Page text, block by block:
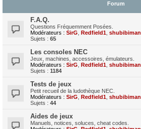
Forum
F.A.Q.
Questions Fréquemment Posées.
Modérateurs : SirG Redfield1 shubibiman
Sujets : 65
Les consoles NEC
Jeux, machines, accessoires, émulateurs.
Modérateurs : SirG Redfield1 shubibiman
Sujets : 1184
Tests de jeux
Petit recueil de la ludothèque NEC.
Modérateurs : SirG Redfield1 shubibiman
Sujets : 44
Aides de jeux
Manuels, notices, soluces, cheat codes.